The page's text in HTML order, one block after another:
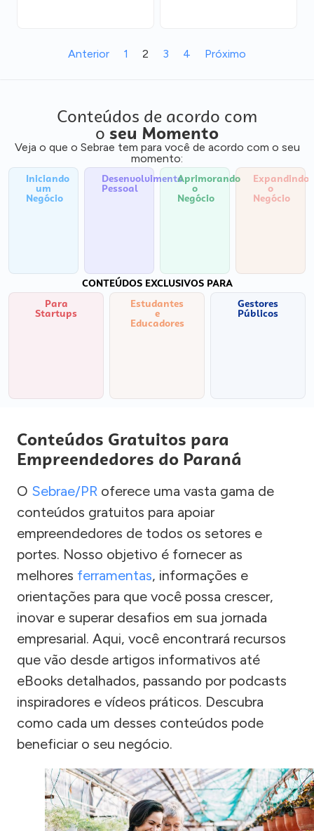
Anterior 1 2 3 4 Próximo
Conteúdos de acordo com
o seu Momento
Veja o que o Sebrae tem para você de acordo com o seu
momento:
Iniciando
um
Negócio
Desenvolvimento
Pessoal
Aprimorando
o
Negócio
Expandindo
o
Negócio
CONTEÚDOS EXCLUSIVOS PARA
Para
Startups
Estudantes
e
Educadores
Gestores
Públicos
Conteúdos Gratuitos para
Empreendedores do Paraná
O Sebrae/PR oferece uma vasta gama de
conteúdos gratuitos para apoiar
empreendedores de todos os setores e
portes. Nosso objetivo é fornecer as
melhores ferramentas, informações e
orientações para que você possa crescer,
inovar e superar desafios em sua jornada
empresarial. Aqui, você encontrará recursos
que vão desde artigos informativos até
eBooks detalhados, passando por podcasts
inspiradores e vídeos práticos. Descubra
como cada um desses conteúdos pode
beneficiar o seu negócio.